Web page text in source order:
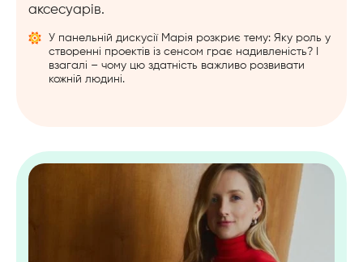
аксесуарів.
У панельній дискусії Марія розкриє тему: Яку роль у
створенні проектів із сенсом грає надивленість? І
взагалі – чому цю здатність важливо розвивати
кожній людині.